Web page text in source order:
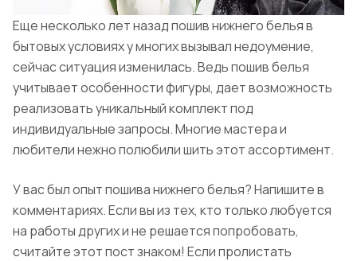
Еще несколько лет назад пошив нижнего белья в
бытовых условиях у многих вызывал недоумение,
сейчас ситуация изменилась. Ведь пошив белья
учитывает особенности фигуры, дает возможность
реализовать уникальный комплект под
индивидуальные запросы. Многие мастера и
любители нежно полюбили шить этот ассортимент.
У вас был опыт пошива нижнего белья? Напишите в
комментариях. Если вы из тех, кто только любуется
на работы других и не решается попробовать,
считайте этот пост знаком! Если пролистать